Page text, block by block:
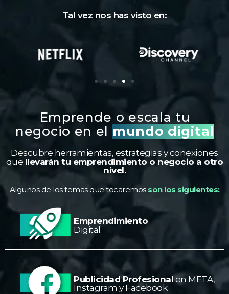
Tal vez nos has visto en:
Emprende o escala tu
negocio en el mundo digital
Descubre herramientas, estrategias y conexiones
que llevarán tu emprendimiento o negocio a otro
nivel.
Algunos de los temas que tocaremos son los siguientes:
Emprendimiento
Digital
Publicidad Profesionalen META,
Instagram y Facebook